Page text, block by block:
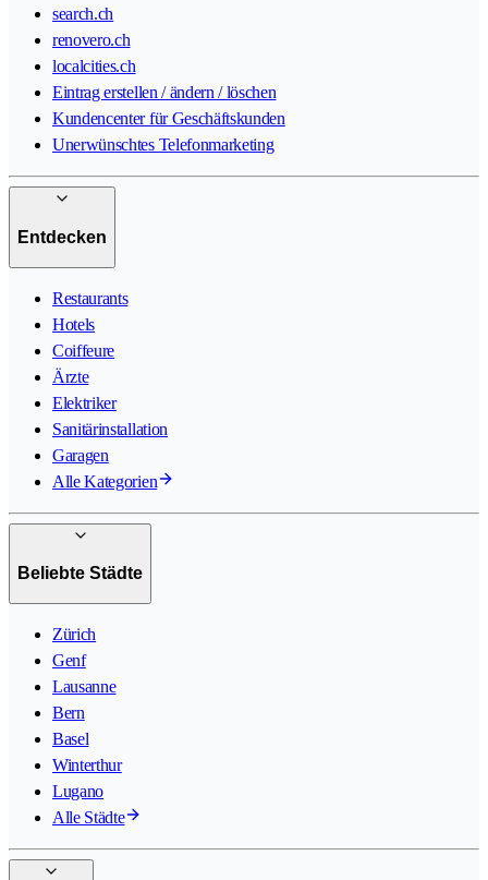
search.ch
renovero.ch
localcities.ch
Eintrag erstellen / ändern / löschen
Kundencenter für Geschäftskunden
Unerwünschtes Telefonmarketing
Entdecken
Restaurants
Hotels
Coiffeure
Ärzte
Elektriker
Sanitärinstallation
Garagen
Alle Kategorien
Beliebte Städte
Zürich
Genf
Lausanne
Bern
Basel
Winterthur
Lugano
Alle Städte